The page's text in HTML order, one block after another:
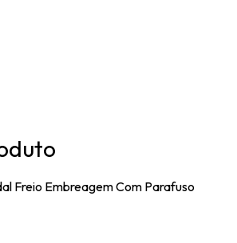
Freio Embreagem Com Parafuso